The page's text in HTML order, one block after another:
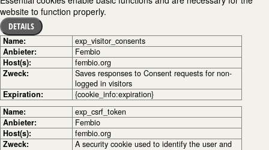
website to function properly.
DETAILS
Name:
exp_visitor_consents
Anbieter:
Fembio
Host(s):
fembio.org
Zweck:
Saves responses to Consent requests for non-
logged in visitors
Expiration:
{cookie_info:expiration}
Name:
exp_csrf_token
Anbieter:
Fembio
Host(s):
fembio.org
Zweck:
A security cookie used to identify the user and